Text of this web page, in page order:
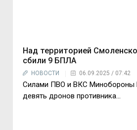
Над территорией
сбили 9 БПЛА
НОВОСТИ 06.09.2025 / 07:42
Силами ПВО и ВКС Минобороны
девять дронов противника...